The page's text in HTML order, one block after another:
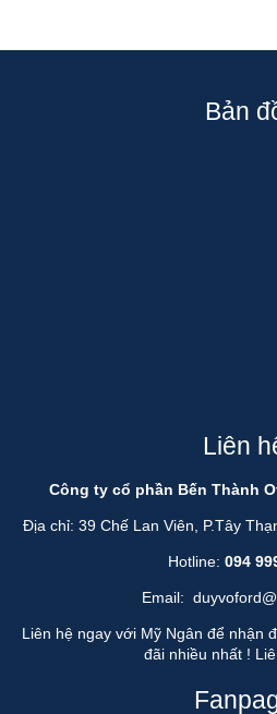
Bản
Liên
Công ty cổ phần Bến Thành
Địa chỉ: 39 Chế Lan Viên, P.Tây
Hotline: 094
Email:
Liên hệ ngay với Mỹ Ngân để nhận
đãi nhiều nhất !